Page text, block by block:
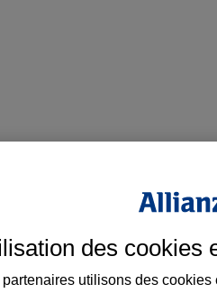
à Locminé et
des cookies
partenaires utilisons des